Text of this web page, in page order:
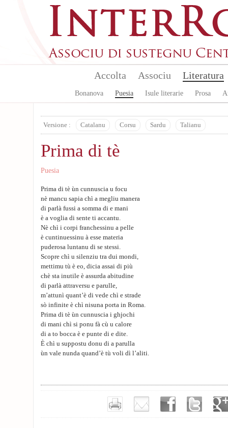
Accolta Associu Literatura
Bonanova Puesia Isule literarie Prosa
Versione : Catalanu Corsu Sardu Talianu
Prima di tè
Puesia
Prima di tè ùn cunnuscia u focu
nè mancu sapia chì a megliu manera
di parlà fussi a somma di e mani
è a voglia di sente ti accantu.
Nè chì i corpi franchessinu a pelle
è cuntinuessinu à esse materia
puderosa luntanu di se stessi.
Scopre chì u silenziu tra dui mondi,
mettimu tù è eo, dicia assai di più
chè sta inutile è assurda abitudine
di parlà attraversu e parulle,
m’attunì quant’è di vede chì e strade
sò infinite è chì nisuna porta in Roma.
Prima di tè ùn cunnuscia i ghjochi
di mani chì si ponu fà cù u calore
di a to bocca è e punte di e dite.
È chì u suppostu donu di a parulla
ùn vale nunda quand’è tù voli dì l’aliti.